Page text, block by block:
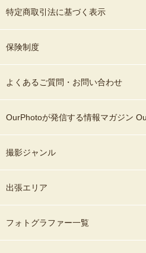
特定商取引法に基づく表示
保険制度
よくあるご質問・お問い合わせ
OurPhotoが発信する情報マガジン
撮影ジャンル
出張エリア
フォトグラファー一覧